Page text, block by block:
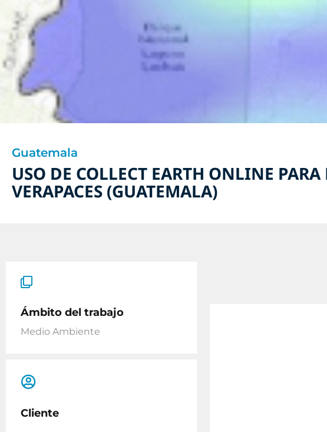
Guatemala
USO DE COLLECT EARTH ONLINE
VERAPACES (GUATEMALA)
Ámbito del trabajo
Medio Ambiente
Cliente